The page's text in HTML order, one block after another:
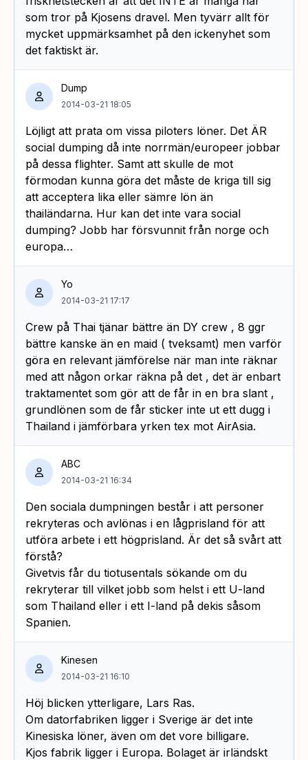
som tror på Kjosens dravel. Men tyvärr allt för
mycket uppmärksamhet på den ickenyhet som
det faktiskt är.
Dump
2014-03-21 18:05
Löjligt att prata om vissa piloters löner. Det ÄR
social dumping då inte norrmän/europeer jobbar
på dessa flighter. Samt att skulle de mot
förmodan kunna göra det måste de kriga till sig
att acceptera lika eller sämre lön än
thailändarna. Hur kan det inte vara social
dumping? Jobb har försvunnit från norge och
europa…
Yo
2014-03-21 17:17
Crew på Thai tjänar bättre än DY crew , 8 ggr
bättre kanske än en maid ( tveksamt) men varför
göra en relevant jämförelse när man inte räknar
med att någon orkar räkna på det , det är enbart
traktamentet som gör att de får in en bra slant ,
grundlönen som de får sticker inte ut ett dugg i
Thailand i jämförbara yrken tex mot AirAsia.
ABC
2014-03-21 16:34
Den sociala dumpningen består i att personer
rekryteras och avlönas i en lågprisland för att
utföra arbete i ett högprisland. Är det så svårt att
förstå?
Givetvis får du tiotusentals sökande om du
rekryterar till vilket jobb som helst i ett U-land
som Thailand eller i ett I-land på dekis såsom
Spanien.
Kinesen
2014-03-21 16:10
Höj blicken ytterligare, Lars Ras.
Om datorfabriken ligger i Sverige är det inte
Kinesiska löner, även om det vore billigare.
Kjos fabrik ligger i Europa. Bolaget är irländskt